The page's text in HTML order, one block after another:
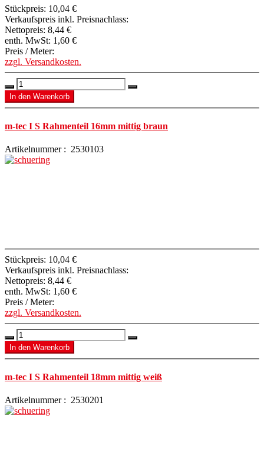
Stückpreis: 10,04 €
Verkaufspreis inkl. Preisnachlass:
Nettopreis: 8,44 €
enth. MwSt: 1,60 €
Preis / Meter:
zzgl. Versandkosten.
m-tec I S Rahmenteil 16mm mittig braun
Artikelnummer : 2530103
Stückpreis: 10,04 €
Verkaufspreis inkl. Preisnachlass:
Nettopreis: 8,44 €
enth. MwSt: 1,60 €
Preis / Meter:
zzgl. Versandkosten.
m-tec I S Rahmenteil 18mm mittig weiß
Artikelnummer : 2530201